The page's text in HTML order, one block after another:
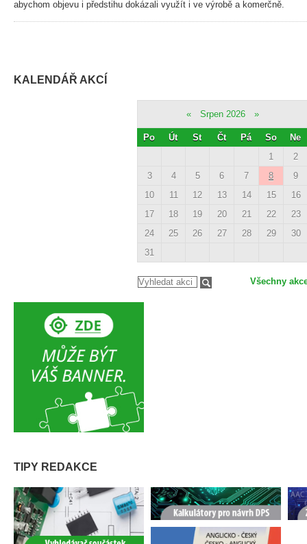
abychom objevu i předstihu dokázali využít i ve výrobě a komerčně.
KALENDÁŘ AKCÍ
« Srpen 2026 »
Po Út St Čt Pá So
Ne
1
2
3
4 5 6 7 8
9
10
11 12 13 14 15
16
17
18 19 20 21 22
23
24
25 26 27 28 29
30
31
Všechny
TIPY REDAKCE